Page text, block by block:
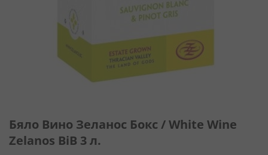
към
началото
на
Бяло Вино Зеланос Бокс / White Wine
Zelanos BiB 3 л.